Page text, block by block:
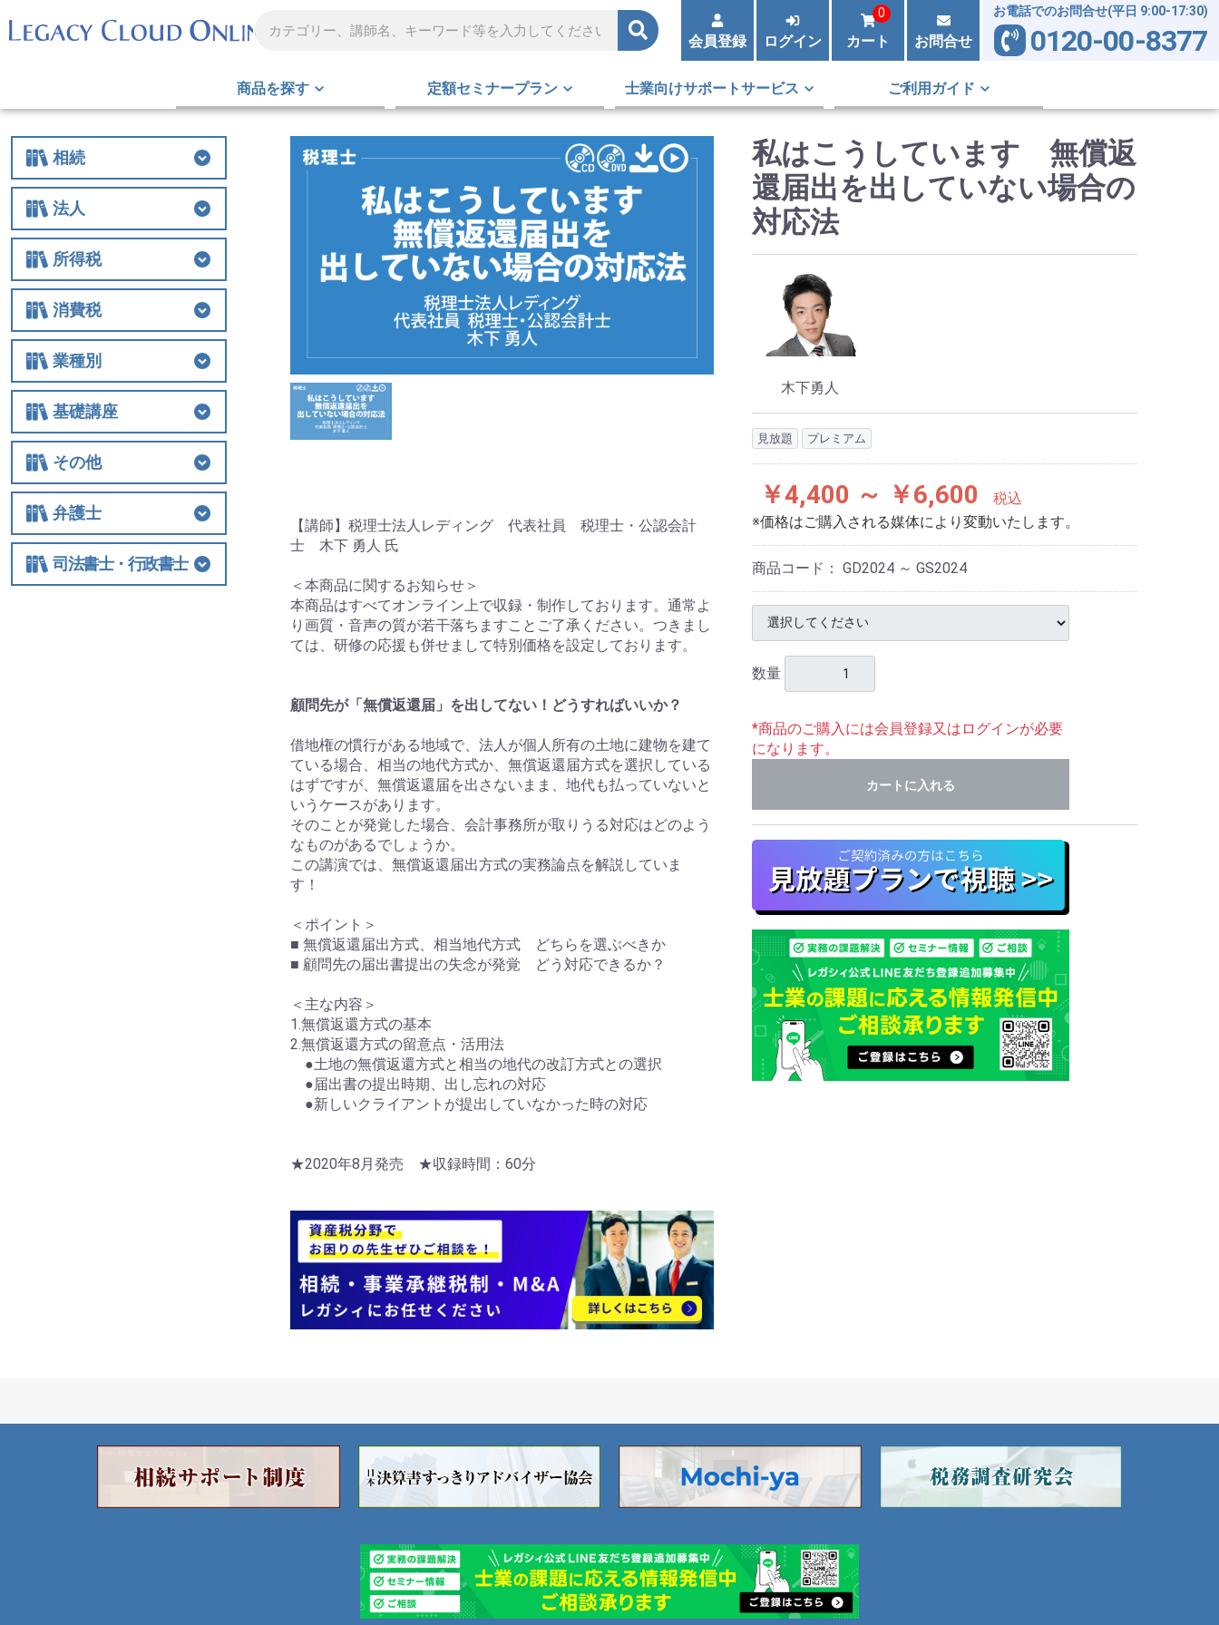
会員登録 ログイン カート
0
お問合せ
お電話でのお問合せ(平日 9:00-17:30)
0120-00-8377
商品を探す 定額セミナープラン 士業向けサポートサービス ご利用ガイド
相続
相続
相続税
贈与
財産評価
事業承継
不動産
生前対策
税務調査
その他
法人
法人
法人税
経費
役員関連
特例
組織再編
解散・清算
税務調査
その他
所得税
所得税
所得税
譲渡
税務調査
その他
消費税
消費税
消費税
税務調査
その他
業種別
業種別
医業
農業
非営利法人
介護
税務調査
その他の業種
基礎講座
基礎講座
相続税
法人関連
その他
その他
士業経営
国際税務
保険
税制改正全般
ビジネス
借地権
弁護士
弁護士
相続
交通事故
離婚
労働
不動産・建築
債権回収
民事訴訟
顧客対応・顧問契約
事務所経営・運営
その他
司法書士・行政書士
【講師】税理士法人レディング 代表社員 税理士・公認会計
士 木下 勇人 氏
＜本商品に関するお知らせ＞
本商品はすべてオンライン上で収録・制作しております。通常よ
り画質・音声の質が若干落ちますことご了承ください。つきまし
ては、研修の応援も併せまして特別価格を設定しております。
顧問先が「無償返還届」を出してない！どうすればいいか？
借地権の慣行がある地域で、法人が個人所有の土地に建物を建て
ている場合、相当の地代方式か、無償返還届方式を選択している
はずですが、無償返還届を出さないまま、地代も払っていないと
いうケースがあります。
そのことが発覚した場合、会計事務所が取りうる対応はどのよう
なものがあるでしょうか。
この講演では、無償返還届出方式の実務論点を解説していま
す！
＜ポイント＞
■ 無償返還届出方式、相当地代方式 どちらを選ぶべきか
■ 顧問先の届出書提出の失念が発覚 どう対応できるか？
＜主な内容＞
1.無償返還方式の基本
2.無償返還方式の留意点・活用法
●土地の無償返還方式と相当の地代の改訂方式との選択
●届出書の提出時期、出し忘れの対応
●新しいクライアントが提出していなかった時の対応
★2020年8月発売 ★収録時間：60分
私はこうしています 無償返
還届出を出していない場合の
対応法
木下勇人
見放題 プレミアム
￥4,400 ～ ￥6,600
税込
※価格はご購入される媒体により変動いたします。
商品コード： GD2024 ～ GS2024
数量
*商品のご購入には会員登録又はログインが必要
になります。
カートに入れる